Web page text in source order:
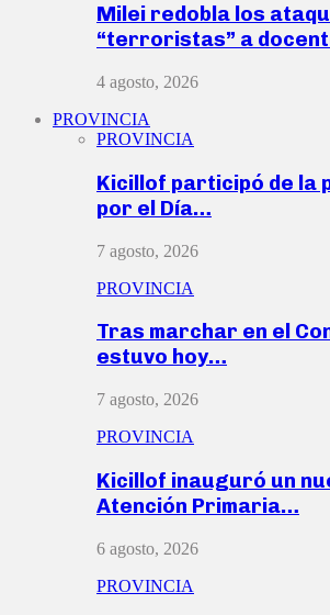
Milei redobla los
“terroristas” a
4 agosto, 2026
PROVINCIA
PROVINCIA
Kicillof participó de la
por el Día…
7 agosto, 2026
PROVINCIA
Tras marchar en el
estuvo hoy…
7 agosto, 2026
PROVINCIA
Kicillof inauguró un
Atención Primaria…
6 agosto, 2026
PROVINCIA